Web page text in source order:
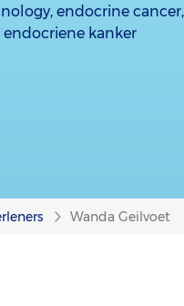
endocrine
kanker
Wanda Geilvoet